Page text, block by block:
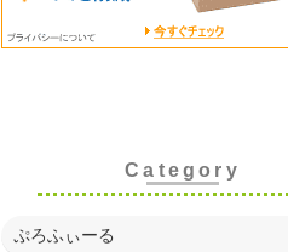
Category
ぷろふぃーる